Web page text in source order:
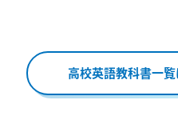
高校英語教科書一